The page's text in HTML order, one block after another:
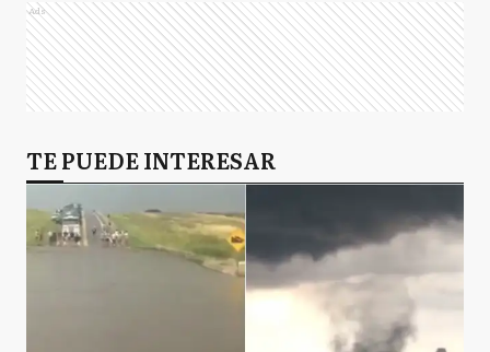
Ads
TE PUEDE INTERESAR